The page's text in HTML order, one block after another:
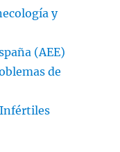
y
(AEE)
de
Infértiles